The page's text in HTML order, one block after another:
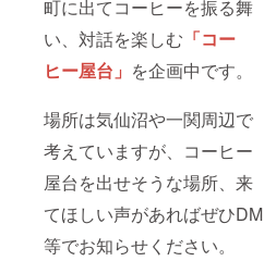
町に出てコーヒーを振る舞
い、対話を楽しむ 「コー
ヒー屋台」 を企画中です。
場所は気仙沼や一関周辺で
考えていますが、コーヒー
屋台を出せそうな場所、来
てほしい声があればぜひDM
等でお知らせください。